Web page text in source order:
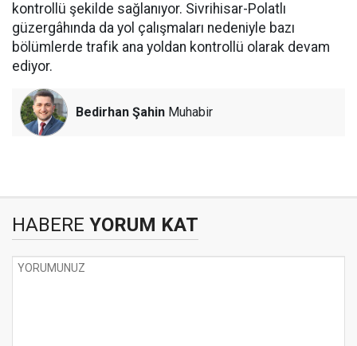
kontrollü şekilde sağlanıyor. Sivrihisar-Polatlı
güzergâhında da yol çalışmaları nedeniyle bazı
bölümlerde trafik ana yoldan kontrollü olarak devam
ediyor.
Bedirhan Şahin Muhabir
HABERE YORUM KAT